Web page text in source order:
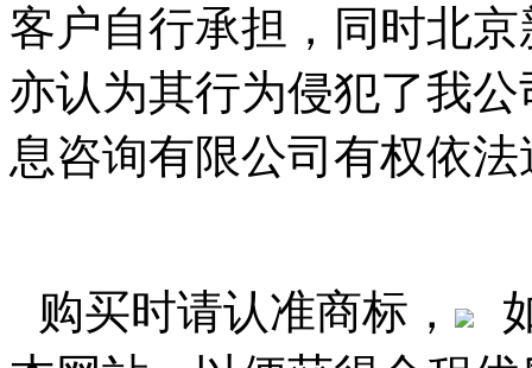
客户自行承担，同时北
亦认为其行为侵犯了我
息咨询有限公司有权依
购买时请认准商标，